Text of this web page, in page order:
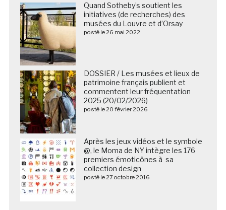
Quand Sotheby’s soutient les
initiatives (de recherches) des
musées du Louvre et d’Orsay
posté le 26 mai 2022
DOSSIER / Les musées et lieux de
patrimoine français publient et
commentent leur fréquentation
2025 (20/02/2026)
posté le 20 février 2026
Après les jeux vidéos et le symbole
@, le Moma de NY intègre les 176
premiers émoticônes à sa
collection design
posté le 27 octobre 2016